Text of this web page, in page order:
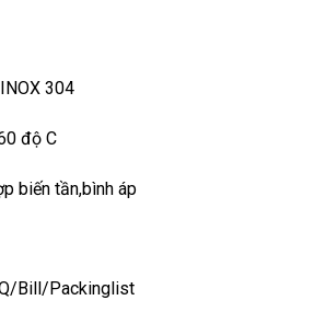
304
độ C
biến tần,bình áp
Bill/Packinglist